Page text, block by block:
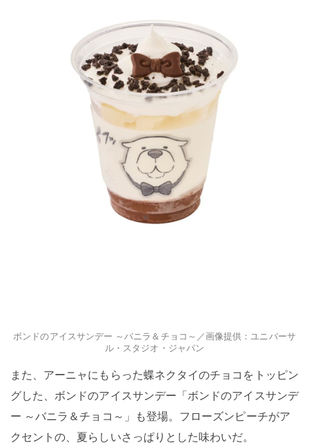
ボンドのアイスサンデー ～バニラ＆チョコ～／画像提供：ユニバーサ
ル・スタジオ・ジャパン
また、アーニャにもらった蝶ネクタイのチョコをトッピン
グした、ボンドのアイスサンデー「ボンドのアイスサンデ
ー ～バニラ＆チョコ～」も登場。フローズンピーチがア
クセントの、夏らしいさっぱりとした味わいだ。